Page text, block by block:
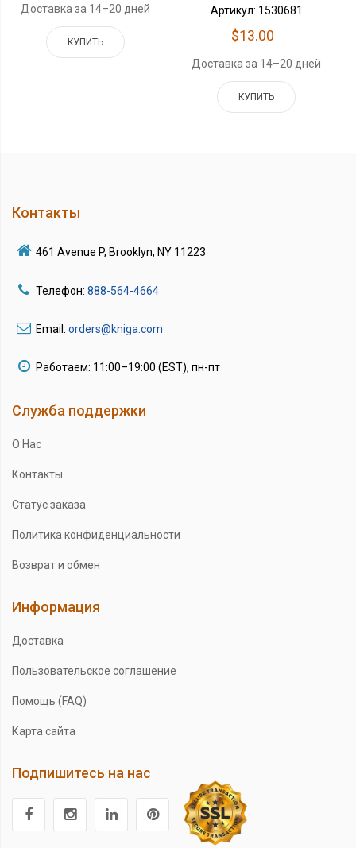
Доставка за 14–20 дней
КУПИТЬ
Артикул: 1530681
$13.00
Доставка за 14–20 дней
КУПИТЬ
Контакты
461 Avenue P, Brooklyn, NY 11223
Телефон: 888-564-4664
Email: orders@kniga.com
Работаем: 11:00–19:00 (EST), пн-пт
Служба поддержки
О Нас
Контакты
Статус заказа
Политика конфиденциальности
Возврат и обмен
Информация
Доставка
Пользовательское соглашение
Помощь (FAQ)
Карта сайта
Подпишитесь на нас